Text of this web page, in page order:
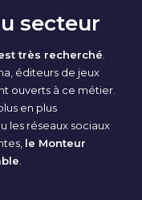
secteur
très recherché
éditeurs de jeux
ouverts à ce métier.
en plus
les réseaux sociaux
le Monteur